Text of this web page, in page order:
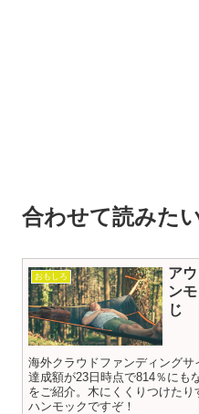
合わせて読みた
おもしろ
ア
ン
じ
海外クラウドファンディング
達成額が23日時点で814％にも
をご紹介。木にくくりつけた
ハンモックですぞ！